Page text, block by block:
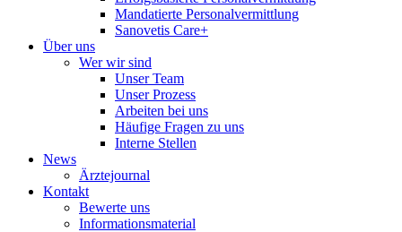
Mandatierte Personalvermittlung
Sanovetis Care+
Über uns
Wer wir sind
Unser Team
Unser Prozess
Arbeiten bei uns
Häufige Fragen zu uns
Interne Stellen
News
Ärztejournal
Kontakt
Bewerte uns
Informationsmaterial